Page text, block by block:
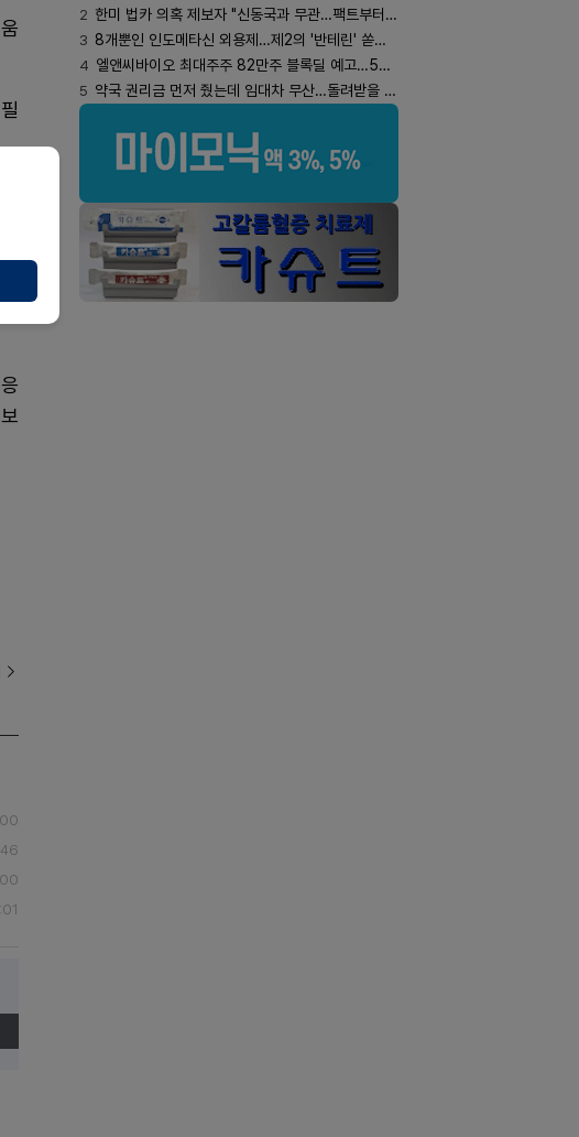
2 한미 법카 의혹 제보자 "신동국과 무관…팩트부터 따져야"
3 8개뿐인 인도메타신 외용제…제2의 '반테린' 쏟아지나
4 엘앤씨바이오 최대주주 82만주 블록딜 예고…500억 규모
5 약국 권리금 먼저 줬는데 임대차 무산…돌려받을 수 있을까